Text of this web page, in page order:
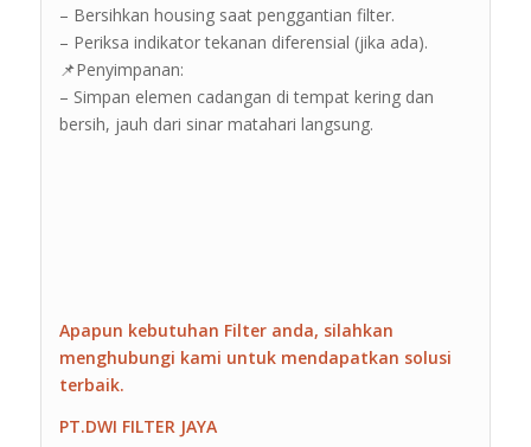
– Bersihkan housing saat penggantian filter.
– Periksa indikator tekanan diferensial (jika ada).
📌Penyimpanan:
– Simpan elemen cadangan di tempat kering dan
bersih, jauh dari sinar matahari langsung.
Apapun kebutuhan Filter anda, silahkan
menghubungi kami untuk mendapatkan solusi
terbaik.
PT.DWI FILTER JAYA